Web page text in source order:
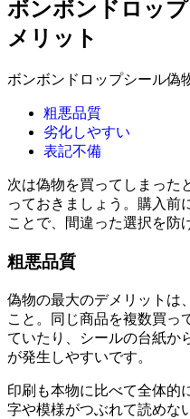
ボンボンドロッ
メリット
ボンボンドロップシール偽
粗悪品質
劣化しやすい
表記不備
次は偽物を買ってしまった
っておきましょう。購入前
ことで、間違った選択を防
粗悪品質
偽物の最大のデメリットは
こと。同じ商品を複数買っ
ていたり、シールの台紙か
が発生しやすいです。
印刷も本物に比べて全体的
字や模様がつぶれて読めな